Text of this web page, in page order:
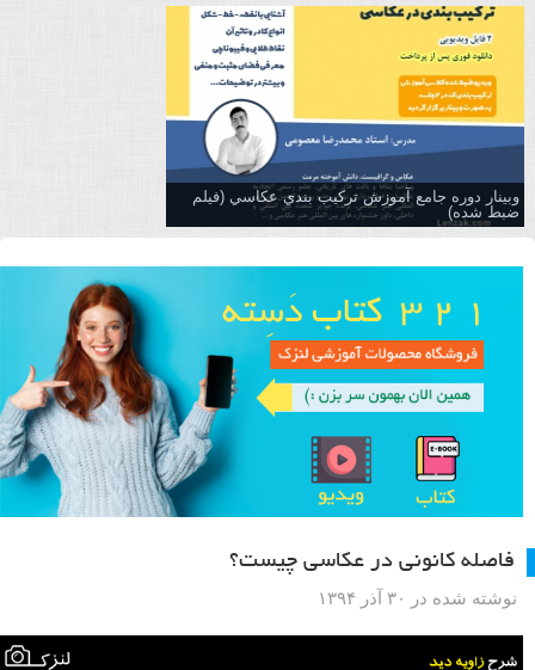
وبینار دوره جامع آموزش تركيب بندي عكاسي (فیلم
ضبط شده)
فاصله کانونی در عکاسی چیست؟
نوشته شده در ۳۰ آذر ۱۳۹۴